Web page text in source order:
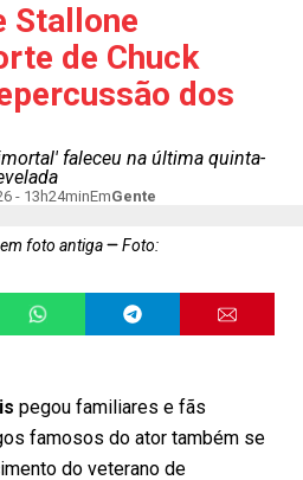
Stallone
de Chuck
dos
faleceu na última quinta-
- 13h24minEmGente
foto antiga
Foto:
pegou familiares e fãs
famosos do ator também se
do veterano de